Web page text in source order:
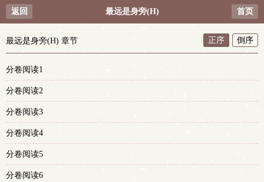
返回 最远是身旁(H) 首页
最远是身旁(H) 章节 正序 倒序
分卷阅读1
分卷阅读2
分卷阅读3
分卷阅读4
分卷阅读5
分卷阅读6